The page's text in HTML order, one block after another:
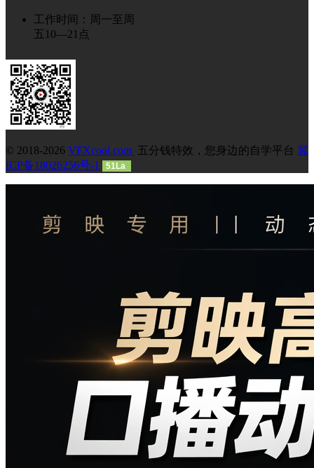
工作时间：周一至周
五10—21点
© 2018-2026 VFXcool.com 五分钱特效，您身边的自学平台 冀
ICP备18026256号-1
51La